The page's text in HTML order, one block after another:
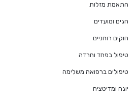
התאמת מזלות
חגים ומועדים
חוקים רוחניים
טיפול בפחד וחרדה
טיפולים ברפואה משלימה
יוגה ומדיטציה